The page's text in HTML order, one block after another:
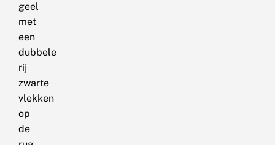
geel
met
een
dubbele
rij
zwarte
vlekken
op
de